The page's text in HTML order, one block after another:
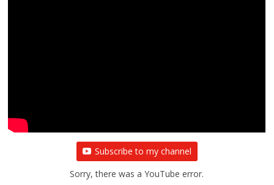
Subscribe to my channel
Sorry, there was a YouTube error.